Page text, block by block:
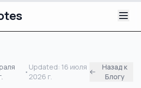
Extension
•
Updated: 16 июля
2026 г.
Назад к
Блогу